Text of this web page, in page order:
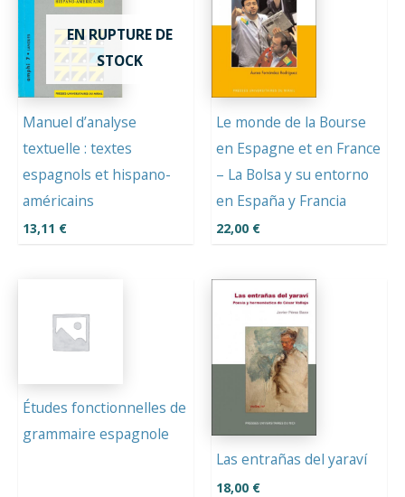
EN RUPTURE DE
STOCK
Manuel d’analyse
textuelle : textes
espagnols et hispano-
américains
13,11 €
Le monde de la Bourse
en Espagne et en France
– La Bolsa y su entorno
en España y Francia
22,00 €
Études fonctionnelles de
grammaire espagnole
Las entrañas del yaraví
18,00 €